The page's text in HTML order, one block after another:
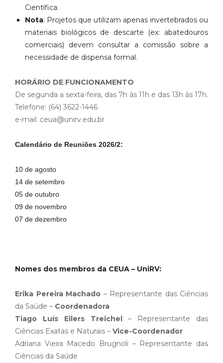
Científica.
Nota: Projetos que utilizam apenas invertebrados ou
materiais biológicos de descarte (ex: abatedouros
comerciais) devem consultar a comissão sobre a
necessidade de dispensa formal.
HORÁRIO DE FUNCIONAMENTO
De segunda a sexta-feira, das 7h às 11h e das 13h às 17h.
Telefone: (64) 3622-1446
e-mail: ceua@unirv.edu.br
Calendário de Reuniões 2026/2:
10 de agosto
14 de setembro
05 de outubro
09 de novembro
07 de dezembro
Nomes dos membros da CEUA – UniRV:
Erika Pereira Machado – Representante das Ciências
da Saúde – Coordenadora
Tiago Luís Eilers Treichel– Representante das
Ciências Exatas e Naturais – Vice-Coordenador
Adriana Vieira Macedo Brugnoli – Representante das
Ciências da Saúde